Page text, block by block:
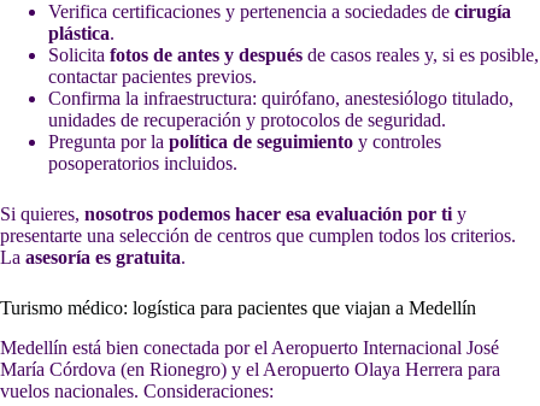
Verifica certificaciones y pertenencia a sociedades de cirugía
plástica.
Solicita fotos de antes y después de casos reales y, si es posible,
contactar pacientes previos.
Confirma la infraestructura: quirófano, anestesiólogo titulado,
unidades de recuperación y protocolos de seguridad.
Pregunta por la política de seguimiento y controles
posoperatorios incluidos.
Si quieres, nosotros podemos hacer esa evaluación por ti y
presentarte una selección de centros que cumplen todos los criterios.
La asesoría es gratuita.
Turismo médico: logística para pacientes que viajan a Medellín
Medellín está bien conectada por el Aeropuerto Internacional José
María Córdova (en Rionegro) y el Aeropuerto Olaya Herrera para
vuelos nacionales. Consideraciones: